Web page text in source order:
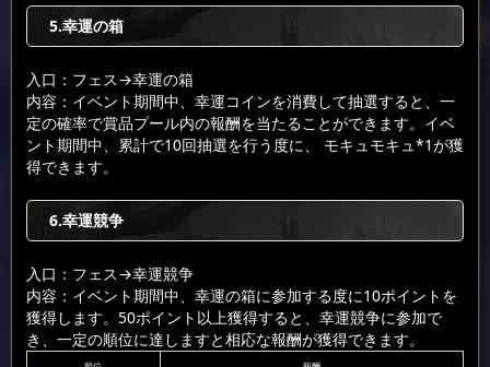
5.幸運の箱
入口：フェス→幸運の箱
内容：イベント期間中、幸運コインを消費して抽選すると、一
定の確率で賞品プール内の報酬を当たることができます。イベ
ント期間中、累計で10回抽選を行う度に、 モキュモキュ*1が獲
得できます。
6.幸運競争
入口：フェス→幸運競争
内容：イベント期間中、幸運の箱に参加する度に10ポイントを
獲得します。50ポイント以上獲得すると、幸運競争に参加で
き、一定の順位に達しますと相応な報酬が獲得できます。